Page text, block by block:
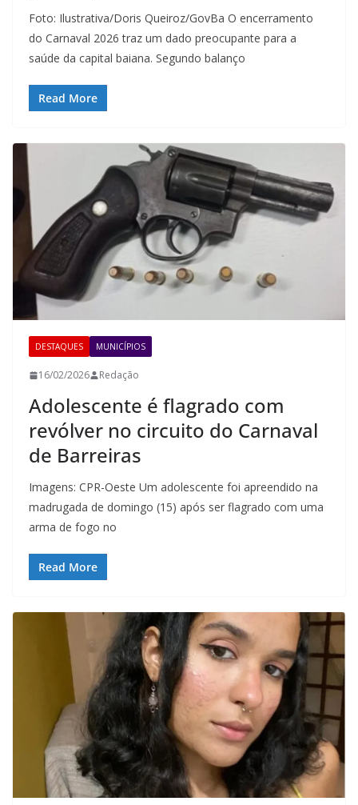
Foto: Ilustrativa/Doris Queiroz/GovBa O encerramento
do Carnaval 2026 traz um dado preocupante para a
saúde da capital baiana. Segundo balanço
Read More
DESTAQUES MUNICÍPIOS
16/02/2026 Redação
Adolescente é flagrado com
revólver no circuito do Carnaval
de Barreiras
Imagens: CPR-Oeste Um adolescente foi apreendido na
madrugada de domingo (15) após ser flagrado com uma
arma de fogo no
Read More